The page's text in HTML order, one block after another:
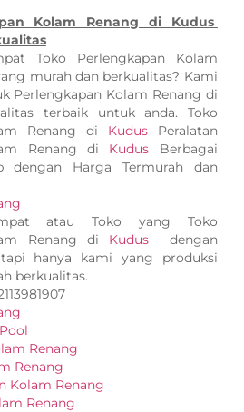
Kolam Renang di Kudus
Toko Perlengkapan Kolam
murah dan berkualitas? Kami
Perlengkapan Kolam Renang di
terbaik untuk anda. Toko
Renang di KudusPeralatan
Renang di Kudus Berbagai
dengan Harga Termurah dan
atau Toko yang Toko
Renang di Kudus
dengan
hanya kami yang produksi
berkualitas.
Renang
Renang
Kolam Renang
Renang